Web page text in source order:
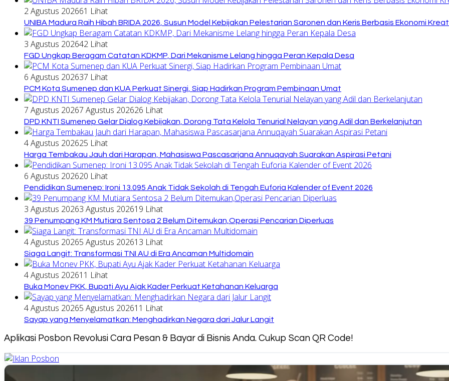
2 Agustus 202661 Lihat
UNIBA Madura Raih Hibah BRIDA 2026, Susun Model Kebijakan Pelestarian Saronen dan Keris Berbasis Ekonomi
3 Agustus 202642 Lihat
FGD Ungkap Beragam Catatan KDKMP, Dari Mekanisme Lelang hingga Peran Kepala Desa
6 Agustus 202637 Lihat
PCM Kota Sumenep dan KUA Perkuat Sinergi, Siap Hadirkan Program Pembinaan Umat
7 Agustus 20267 Agustus 202626 Lihat
DPD KNTI Sumenep Gelar Dialog Kebijakan, Dorong Tata Kelola Tenurial Nelayan yang Adil dan Berkelanjutan
4 Agustus 202625 Lihat
Harga Tembakau Jauh dari Harapan, Mahasiswa Pascasarjana Annuqayah Suarakan Aspirasi Petani
6 Agustus 202620 Lihat
Pendidikan Sumenep: Ironi 13.095 Anak Tidak Sekolah di Tengah Euforia Kalender of Event 2026
3 Agustus 20263 Agustus 202619 Lihat
39 Penumpang KM Mutiara Sentosa 2 Belum Ditemukan,Operasi Pencarian Diperluas
4 Agustus 20265 Agustus 202613 Lihat
Siaga Langit: Transformasi TNI AU di Era Ancaman Multidomain
4 Agustus 202611 Lihat
Buka Monev PKK, Bupati Ayu Ajak Kader Perkuat Ketahanan Keluarga
4 Agustus 20265 Agustus 202611 Lihat
Sayap yang Menyelamatkan: Menghadirkan Negara dari Jalur Langit
Aplikasi Posbon Revolusi Cara Pesan & Bayar di Bisnis Anda. Cukup Scan QR Code!